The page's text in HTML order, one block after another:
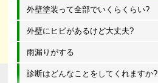
外壁塗装って全部でいくらくらい?
外壁にヒビがあるけど大丈夫?
雨漏りがする
診断はどんなことをしてくれますか?